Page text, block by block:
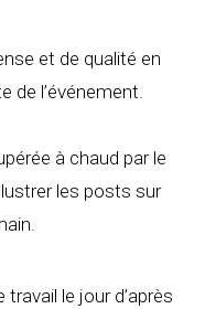
et de qualité en
de l’événement.
à chaud par le
les posts sur
le jour d’après